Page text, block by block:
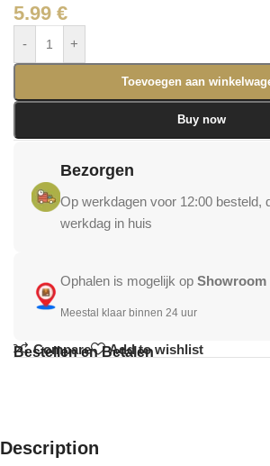
5.99 €
- +
Toevoegen aan
Buy now
Bezorgen
Op werkdagen voor 12:00 besteld,
werkdag in huis
Ophalen is mogelijk op Showroom
Meestal klaar binnen 24 uur
Compare Add to wishlist
Bestellen en Betalen
Description